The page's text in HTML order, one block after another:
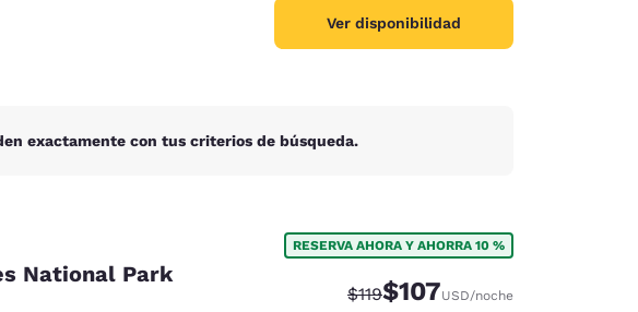
Ver disponibilidad
exactamente con tus criterios de búsqueda.
National Park
RESERVA AHORA Y AHORRA 10 %
Precio tachado:
$119Precio con descuento:
$107USD/noche